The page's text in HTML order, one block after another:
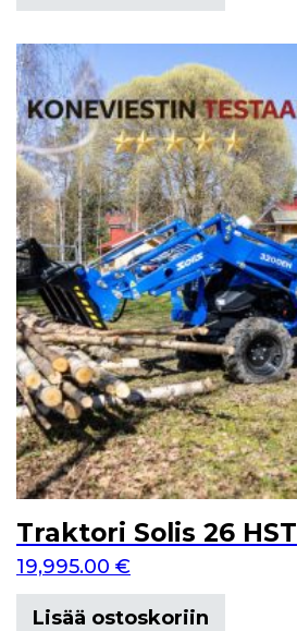
Traktori Solis 26 HST
19,995.00 €
Lisää ostoskoriin